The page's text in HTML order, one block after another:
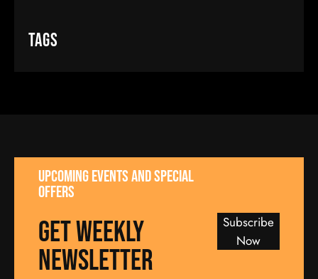
Tags
UPCOMING EVENTS AND SPECIAL
OFFERS
GET WEEKLY
NEWSLETTER
Subscribe
Now